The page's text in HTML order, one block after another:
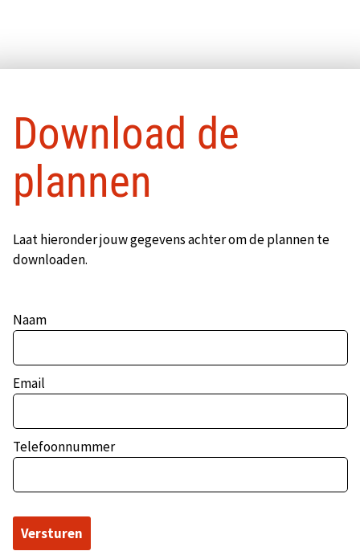
Download de
plannen
Laat hieronder jouw gegevens achter om de plannen te
downloaden.
Naam
Email
Telefoonnummer